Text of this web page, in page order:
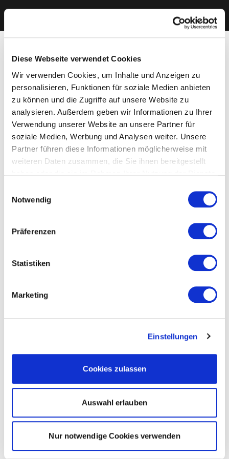
Diese Webseite verwendet Cookies
Wir verwenden Cookies, um Inhalte und Anzeigen zu
personalisieren, Funktionen für soziale Medien anbieten
zu können und die Zugriffe auf unsere Website zu
analysieren. Außerdem geben wir Informationen zu Ihrer
Verwendung unserer Website an unsere Partner für
soziale Medien, Werbung und Analysen weiter. Unsere
Partner führen diese Informationen möglicherweise mit
weiteren Daten zusammen, die Sie ihnen bereitgestellt
Cookies, wenn Sie unsere Webseite weiterhin nutzen.
Notwendig
Präferenzen
Statistiken
Marketing
Einstellungen
Cookies zulassen
Auswahl erlauben
Nur notwendige Cookies verwenden